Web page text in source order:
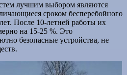
лучшим выбором являются
сроком бесперебойного
После 10-летней работы их
на 15-25 %. Это
безопасные устройства, не